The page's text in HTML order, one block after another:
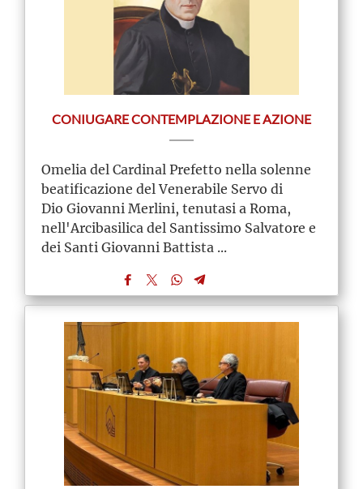
CONIUGARE CONTEMPLAZIONE E AZIONE
Omelia del Cardinal Prefetto nella solenne
beatificazione del Venerabile Servo di
Dio Giovanni Merlini, tenutasi a Roma,
nell'Arcibasilica del Santissimo Salvatore e
dei Santi Giovanni Battista ...